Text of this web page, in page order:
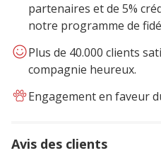
partenaires et de 5%
notre programme de
Plus de 40.000 clients
compagnie heureux.
Engagement en faveur
Avis des clients